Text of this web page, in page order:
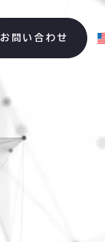
お問い合わせ